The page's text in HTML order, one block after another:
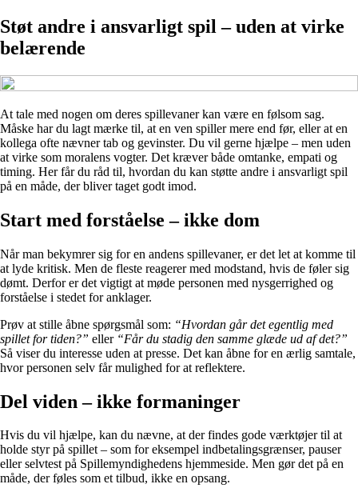
Støt andre i ansvarligt spil – uden at virke
belærende
At tale med nogen om deres spillevaner kan være en følsom sag.
Måske har du lagt mærke til, at en ven spiller mere end før, eller at en
kollega ofte nævner tab og gevinster. Du vil gerne hjælpe – men uden
at virke som moralens vogter. Det kræver både omtanke, empati og
timing. Her får du råd til, hvordan du kan støtte andre i ansvarligt spil
på en måde, der bliver taget godt imod.
Start med forståelse – ikke dom
Når man bekymrer sig for en andens spillevaner, er det let at komme til
at lyde kritisk. Men de fleste reagerer med modstand, hvis de føler sig
dømt. Derfor er det vigtigt at møde personen med nysgerrighed og
forståelse i stedet for anklager.
Prøv at stille åbne spørgsmål som: “Hvordan går det egentlig med
spillet for tiden?” eller “Får du stadig den samme glæde ud af det?”
Så viser du interesse uden at presse. Det kan åbne for en ærlig samtale,
hvor personen selv får mulighed for at reflektere.
Del viden – ikke formaninger
Hvis du vil hjælpe, kan du nævne, at der findes gode værktøjer til at
holde styr på spillet – som for eksempel indbetalingsgrænser, pauser
eller selvtest på Spillemyndighedens hjemmeside. Men gør det på en
måde, der føles som et tilbud, ikke en opsang.